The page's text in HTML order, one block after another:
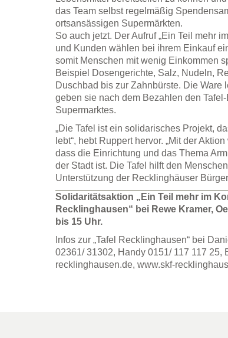
das Team selbst regelmäßig
ortsansässigen Supermärkten.
So auch jetzt. Der Aufruf „Ein Teil mehr
und Kunden wählen bei ihrem Einkauf
somit Menschen mit wenig Einkommen
Beispiel Dosengerichte, Salz, Nudeln,
Duschbad bis zur Zahnbürste. Die
geben sie nach dem Bezahlen den
Supermarktes.
„Die Tafel ist ein solidarisches Projekt,
lebt“, hebt Ruppert hervor. „Mit der
dass die Einrichtung und das Thema
der Stadt ist. Die Tafel hilft den
Unterstützung der Recklinghäuser
Solidaritätsaktion „Ein Teil mehr im
Recklinghausen“ bei Rewe Kramer,
bis 15 Uhr.
Infos zur „Tafel Recklinghausen“ bei
02361/ 31302, Handy 0151/ 117 117 25,
recklinghausen.de, www.skf-